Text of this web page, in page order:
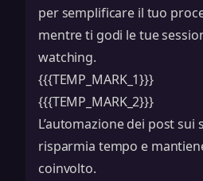
per semplificare il tuo
mentre ti godi le tue
watching.
{{{TEMP_MARK_1}}}
{{{TEMP_MARK_2}}}
L’automazione dei post sui
risparmia tempo e
coinvolto.